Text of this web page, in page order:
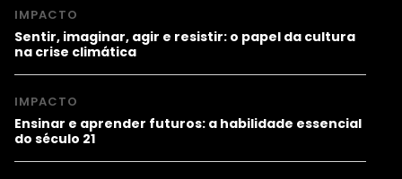
IMPACTO
Sentir, imaginar, agir e resistir: o papel da cultura
na crise climática
IMPACTO
Ensinar e aprender futuros: a habilidade essencial
do século 21